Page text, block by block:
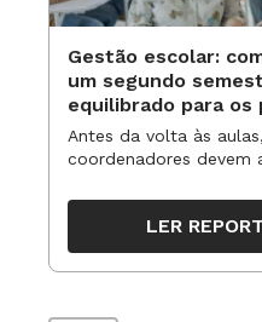
Gestão escolar:
um segundo
equilibrado para os
Antes da volta às
coordenadores devem
organizar ações para
trabalho pedagógico
período
LER